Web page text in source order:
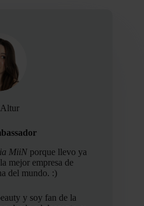
MiiNporque llevo ya
mejor empresa de
del mundo. :)
y soy fan de la